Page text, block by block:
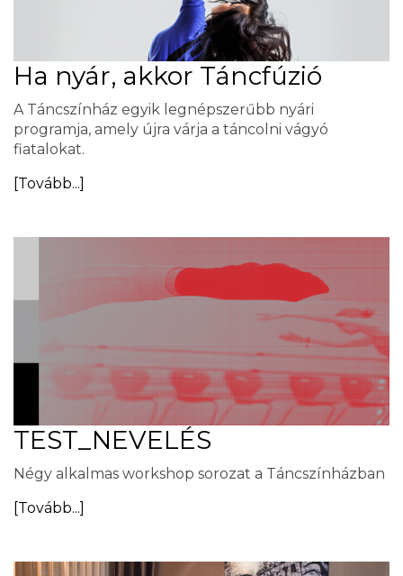
Ha nyár, akkor Táncfúzió
A Táncszínház egyik legnépszerűbb nyári
programja, amely újra várja a táncolni vágyó
fiatalokat.
[Tovább...]
TEST_NEVELÉS
Négy alkalmas workshop sorozat a Táncszínházban
[Tovább...]